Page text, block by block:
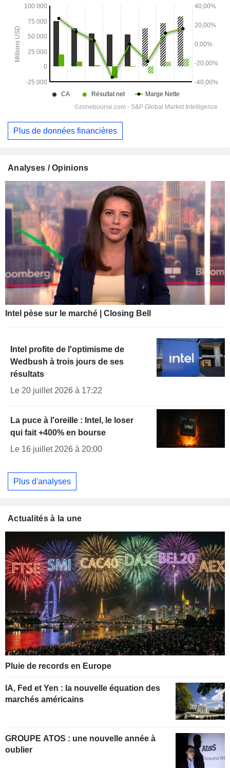
Plus de données financières
Analyses / Opinions
Intel pèse sur le marché | Closing Bell
Intel profite de l'optimisme de
Wedbush à trois jours de ses
résultats
Le 20 juillet 2026 à 17:22
La puce à l'oreille : Intel, le loser
qui fait +400% en bourse
Le 16 juillet 2026 à 20:00
Plus d'analyses
Actualités à la une
Pluie de records en Europe
IA, Fed et Yen : la nouvelle équation des
marchés américains
GROUPE ATOS : une nouvelle année à
oublier